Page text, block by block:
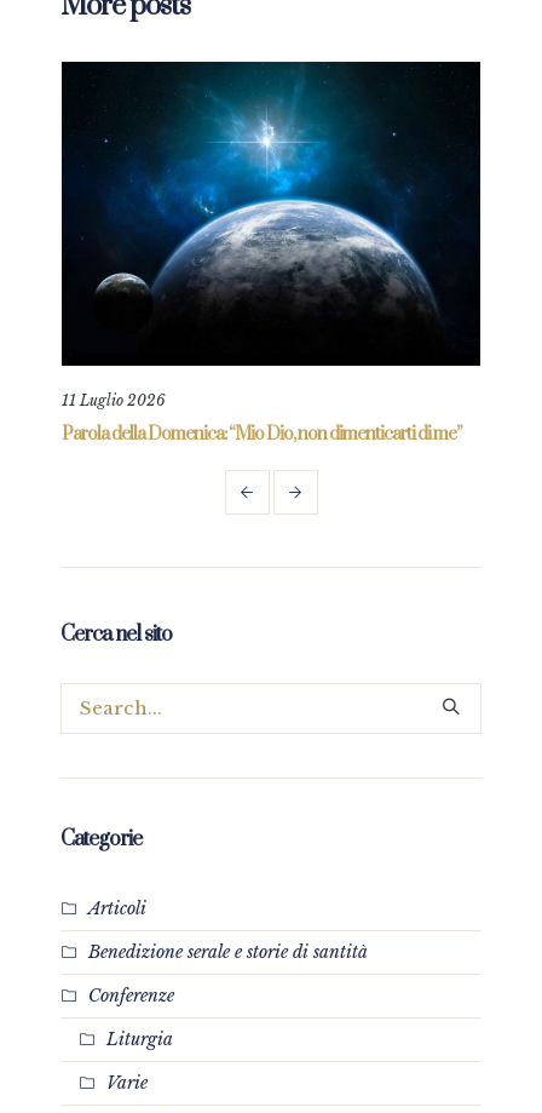
11 Luglio 2026
Parola della Domenica: “Mio Dio, non dimenticarti di me”
Cerca nel sito
Categorie
Articoli
Benedizione serale e storie di santità
Conferenze
Liturgia
Varie